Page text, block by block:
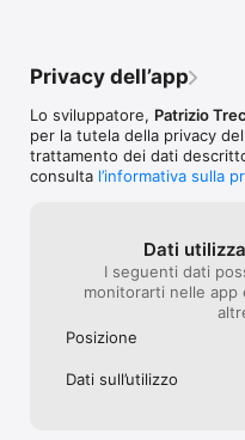
Privacy dell’app
Lo sviluppatore, Patrizio
per la tutela della privacy
trattamento dei dati
consulta l’informativa sulla
Dati
I seguenti dati
monitorarti nelle
Posizione
Dati sull’utilizzo